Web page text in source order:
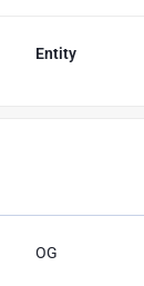
Entity
OG